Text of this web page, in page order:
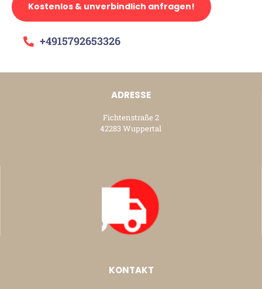
Kostenlos & unverbindlich anfragen!
+4915792653326
ADRESSE
Fichtenstraße 2
42283 Wuppertal
KONTAKT